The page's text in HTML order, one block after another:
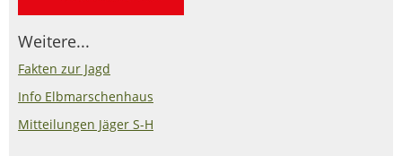
Weitere...
Fakten zur Jagd
Info Elbmarschenhaus
Mitteilungen Jäger S-H